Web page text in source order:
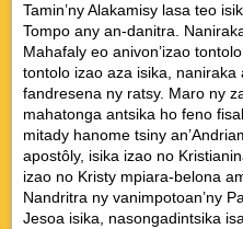
Tamin’ny Alakamisy lasa teo
Tompo any an-danitra.
Mahafaly eo anivon’izao
tontolo izao aza isika,
fandresena ny ratsy. Maro ny
mahatonga antsika ho feno
mitady hanome tsiny
apostôly, isika izao no
izao no Kristy mpiara-belona
Nandritra ny vanimpotoan’ny
Jesoa isika, nasongadintsika